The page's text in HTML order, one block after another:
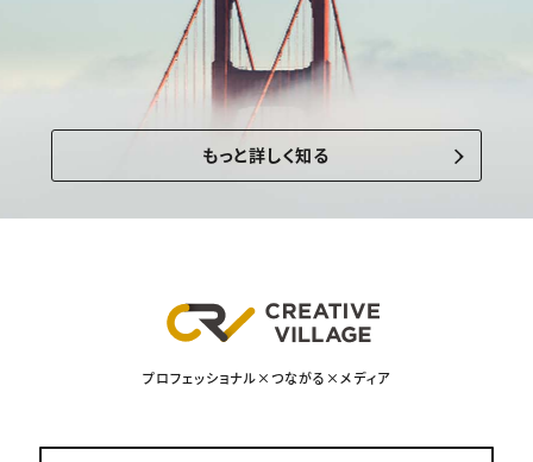
もっと詳しく知る
プロフェッショナル×つながる×メディア